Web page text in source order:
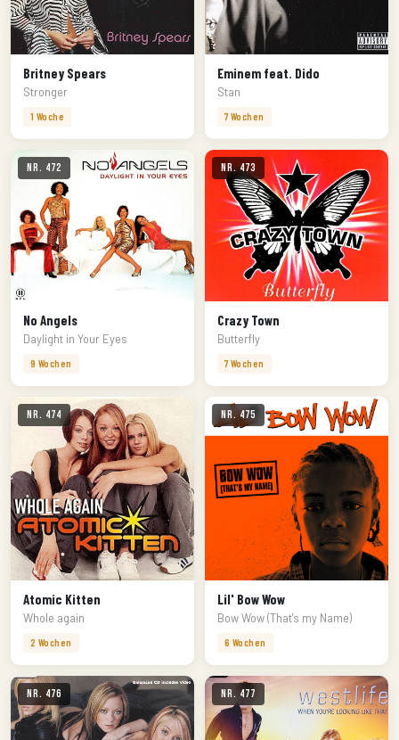
Britney Spears
Stronger
1 Woche
Eminem feat. Dido
Stan
7 Wochen
Nr. 472
No Angels
Daylight in Your Eyes
9 Wochen
Nr. 473
Crazy Town
Butterfly
7 Wochen
Nr. 474
Atomic Kitten
Whole again
2 Wochen
Nr. 475
Lil' Bow Wow
Bow Wow (That's my Name)
6 Wochen
Nr. 476 Nr. 477